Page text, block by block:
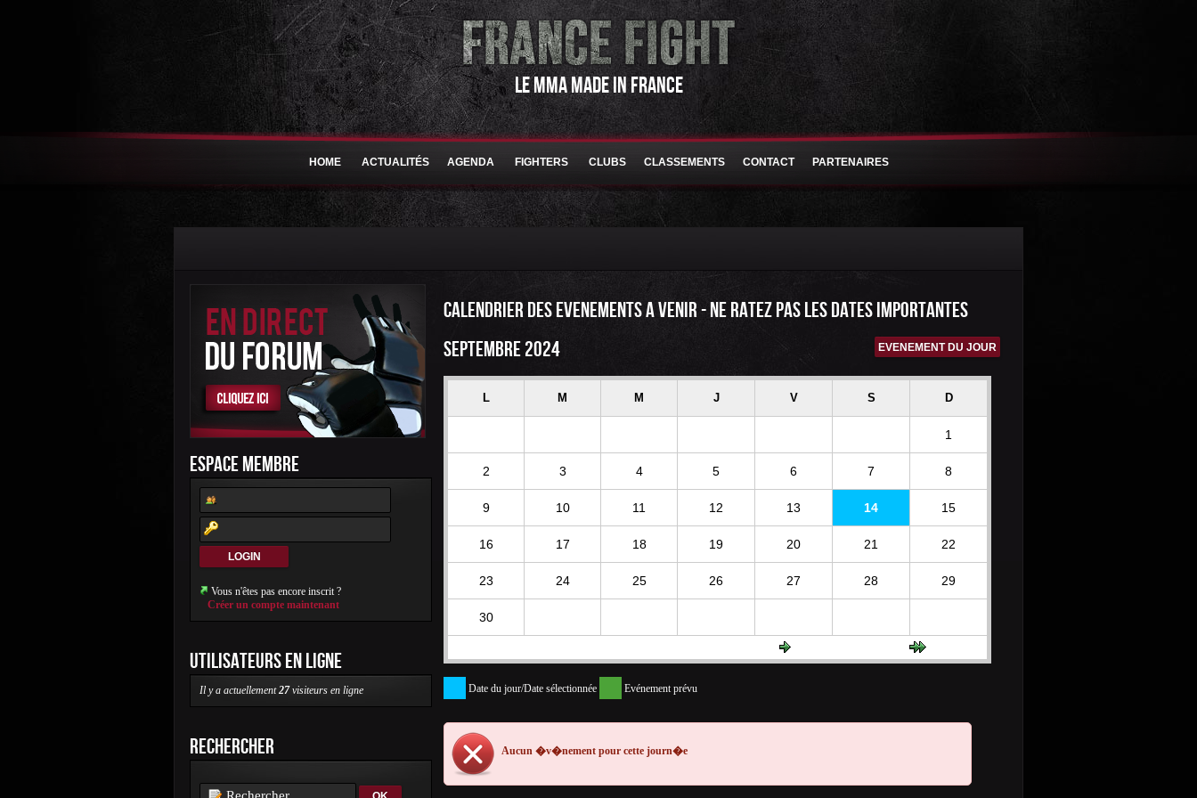
LE MMA MADE IN FRANCE
HOME ACTUALITÉS AGENDA FIGHTERS CLUBS CLASSEMENTS CONTACT PARTENAIRES
ESPACE MEMBRE
Vous n'êtes pas encore inscrit ?
Créer un compte maintenant
UTILISATEURS EN LIGNE
Il y a actuellement27visiteurs en ligne
RECHERCHER
CALENDRIER DES EVENEMENTS A VENIR - NE RATEZ PAS LES DATES IMPORTANTES
EVENEMENT DU JOUR
SEPTEMBRE 2024
L M M J V S D
1
2 3 4 5 6 7 8
9 10 11 12 13 14 15
16 17 18 19 20 21 22
23 24 25 26 27 28 29
30
Date du jour/Date sélectionnée Evénement prévu
Aucun �v�nement pour cette journ�e